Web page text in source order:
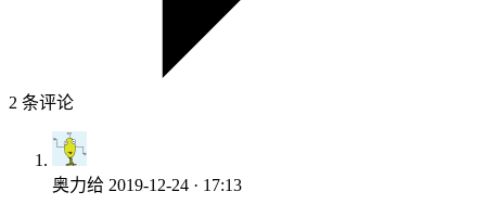
2 条评论
奥力给 2019-12-24 · 17:13